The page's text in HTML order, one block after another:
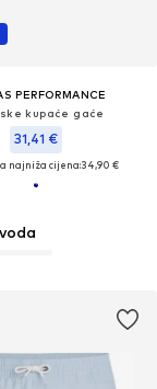
PERFORMANCE
kupaće gaće
31,41 €
najniža cijena:34,90 €